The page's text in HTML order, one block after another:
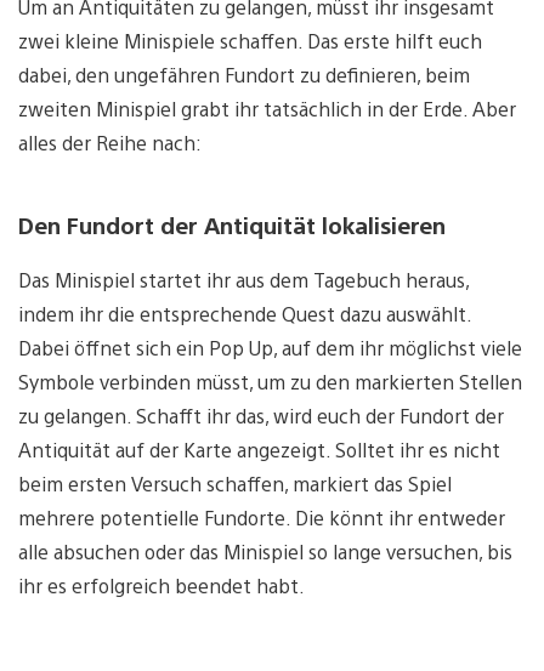
Um an Antiquitäten zu gelangen, müsst ihr insgesamt
zwei kleine Minispiele schaffen. Das erste hilft euch
dabei, den ungefähren Fundort zu definieren, beim
zweiten Minispiel grabt ihr tatsächlich in der Erde. Aber
alles der Reihe nach:
Den Fundort der Antiquität lokalisieren
Das Minispiel startet ihr aus dem Tagebuch heraus,
indem ihr die entsprechende Quest dazu auswählt.
Dabei öffnet sich ein Pop Up, auf dem ihr möglichst viele
Symbole verbinden müsst, um zu den markierten Stellen
zu gelangen. Schafft ihr das, wird euch der Fundort der
Antiquität auf der Karte angezeigt. Solltet ihr es nicht
beim ersten Versuch schaffen, markiert das Spiel
mehrere potentielle Fundorte. Die könnt ihr entweder
alle absuchen oder das Minispiel so lange versuchen, bis
ihr es erfolgreich beendet habt.